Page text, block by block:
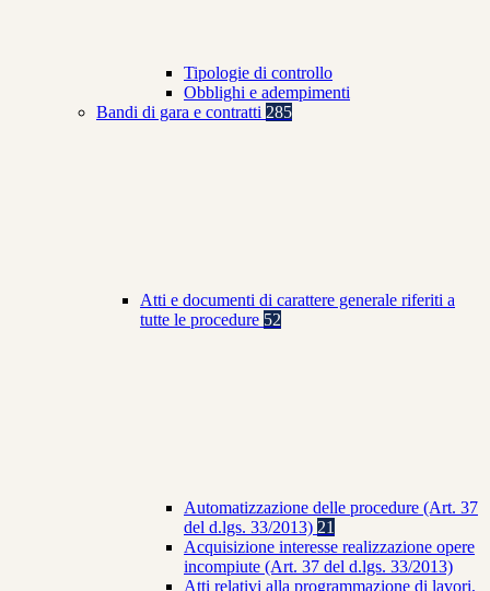
Tipologie di controllo
Obblighi e adempimenti
Bandi di gara e contratti 285
Atti e documenti di carattere generale riferiti a
tutte le procedure 52
Automatizzazione delle procedure (Art. 37
del d.lgs. 33/2013) 21
Acquisizione interesse realizzazione opere
incompiute (Art. 37 del d.lgs. 33/2013)
Atti relativi alla programmazione di lavori,